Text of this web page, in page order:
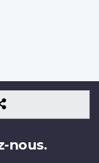
Suivez-
nous
nous.